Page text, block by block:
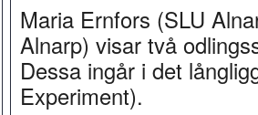
Maria Ernfors (SLU
Alnarp) visar två
Dessa ingår i det
Experiment).